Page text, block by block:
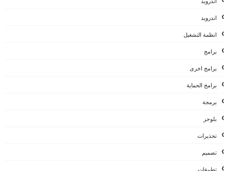
اندرويد
انظمة التشغيل
برامج
برامج اخرى
برامج الحماية
برمجة
بلوجر
تحذيرات
تصميم